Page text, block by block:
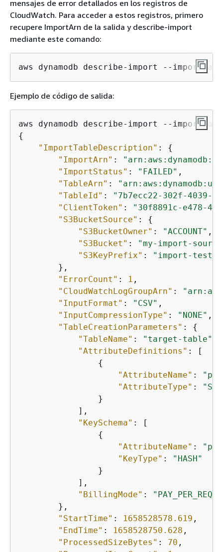
mensajes de error detallados en los registros de
CloudWatch. Para acceder a estos registros, primero
recupere ImportArn de la salida y describe-import
mediante este comando:
aws dynamodb describe-import --import-
Ejemplo de código de salida:
aws dynamodb describe-import --import-
{
"ImportTableDescription" : {
"ImportArn" :
"ImportStatus" : "FAILED" ,
"TableArn" :
"TableId" :
"7b7ecc22-302f-4039-
"ClientToken" :
"30f8891c-e478-
"S3BucketSource" : {
"S3BucketOwner" : "ACCOUNT" ,
"S3Bucket" :
"my-import-
"S3KeyPrefix" :
"import-test"
        },
"ErrorCount" : 1 ,
"CloudWatchLogGroupArn" :
"InputFormat" : "CSV" ,
"InputCompressionType" : "NONE" ,
"TableCreationParameters" : {
"TableName" : "target-table"
"AttributeDefinitions" : [
{
"AttributeName" : "pk"
"AttributeType" :
"S"
                }
            ],
"KeySchema" : [
{
"AttributeName" : "pk"
"KeyType" :
"HASH"
                }
            ],
"BillingMode" :
        },
"StartTime" : 1658528578.619 ,
"EndTime" : 1658528750.628 ,
"ProcessedSizeBytes" : 70 ,